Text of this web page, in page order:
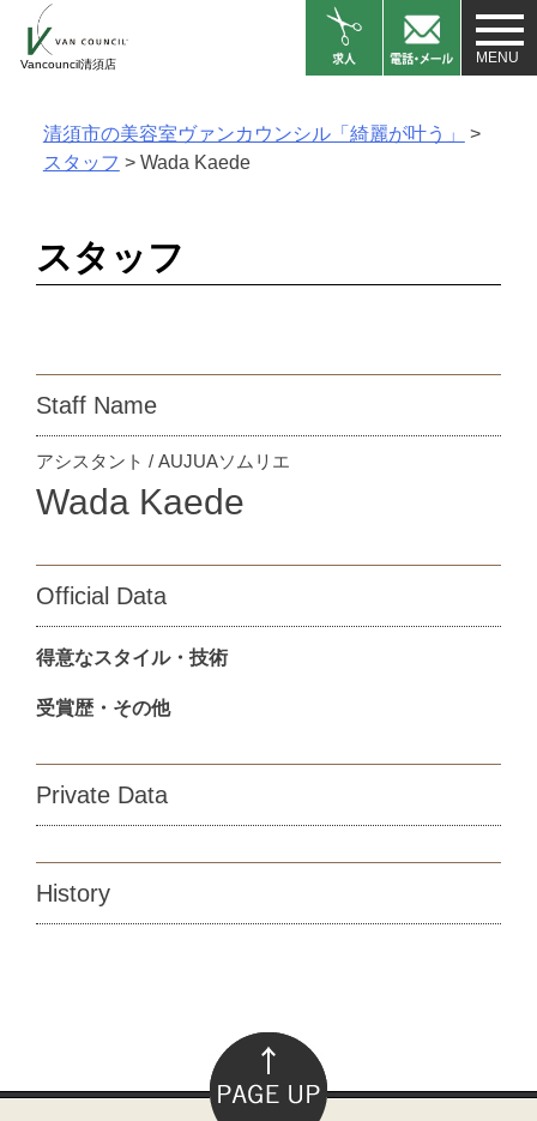
content
Vancouncil清須店
清須市の美容室ヴァンカウンシル「綺麗が叶う」
>
スタッフ > Wada Kaede
スタッフ
Staff Name
アシスタント / AUJUAソムリエ
Wada Kaede
Official Data
得意なスタイル・技術
受賞歴・その他
Private Data
History